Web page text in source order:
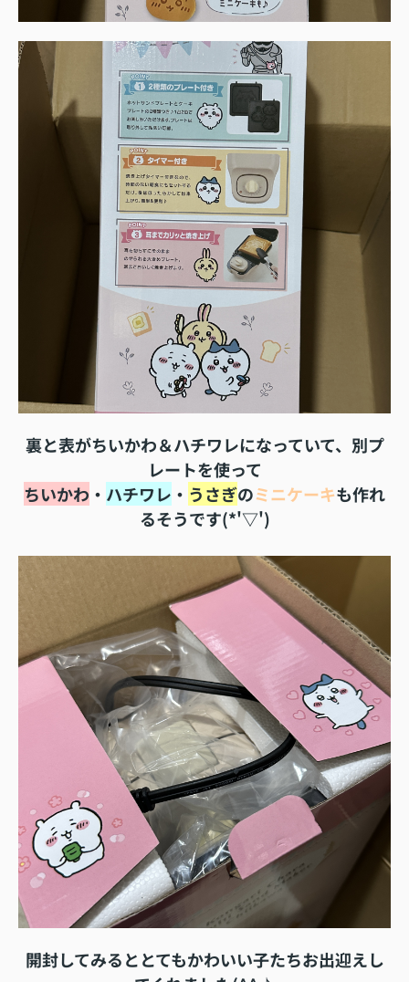
裏と表がちいかわ＆ハチワレになっていて、別プ
レートを使って
ちいかわ ・ ハチワレ ・ うさぎのミニケーキも作れ
るそうです(*'▽')
開封してみるととてもかわいい子たちお出迎えし